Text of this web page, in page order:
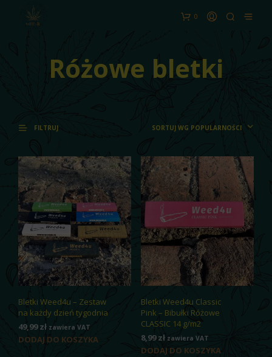
0
Różowe bletki
FILTRUJ SORTUJ WG POPULARNOŚCI
Bletki Weed4u – Zestaw
na każdy dzień tygodnia
49,99zł zawiera VAT
DODAJ DO KOSZYKA
Bletki Weed4u Classic
Pink – Bibułki Różowe
CLASSIC 14 g/m2
8,99zł zawiera VAT
DODAJ DO KOSZYKA